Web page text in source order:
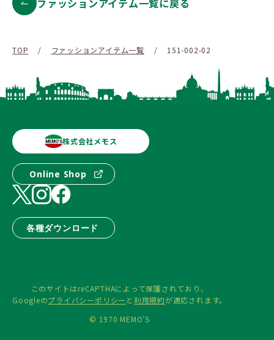
ファッションアイテム一覧に戻る
TOP / ファッションアイテム一覧 / 151-002-02
株式会社メモス
Online Shop
各種ダウンロード
このサイトはreCAPTHAによって保護されており、
Googleのプライバシーポリシー と利用規約が適応されます。
© 1970 MEMO'S